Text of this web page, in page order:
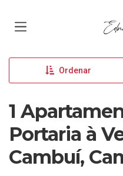
Ordenar
1
Portaria à
Cambuí,